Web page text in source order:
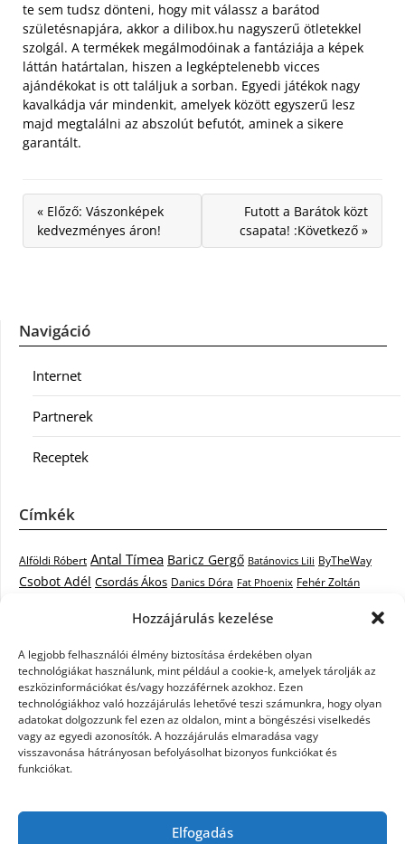
Hozzájárulás kezelése
A legjobb felhasználói élmény biztosítása érdekében olyan
technológiákat használunk, mint például a cookie-k, amelyek tárolják az
eszközinformációkat és/vagy hozzáférnek azokhoz. Ezen
technológiákhoz való hozzájárulás lehetővé teszi számunkra, hogy olyan
adatokat dolgozzunk fel ezen az oldalon, mint a böngészési viselkedés
vagy az egyedi azonosítók. A hozzájárulás elmaradása vagy
visszavonása hátrányosan befolyásolhat bizonyos funkciókat és
funkciókat.
Elfogadás
te sem tudsz dönteni, hogy mit válassz a barátod
születésnapjára, akkor a dilibox.hu nagyszerű ötletekkel
szolgál. A termékek megálmodóinak a fantáziája a képek
láttán határtalan, hiszen a legképtelenebb vicces
ajándékokat is ott találjuk a sorban. Egyedi játékok nagy
kavalkádja vár mindenkit, amelyek között egyszerű lesz
majd megtalálni az abszolút befutót, aminek a sikere
garantált.
« Előző: Vászonképek
kedvezményes áron!
Futott a Barátok közt
csapata! :Következő »
Navigáció
Internet
Partnerek
Receptek
Címkék
Alföldi Róbert Antal Tímea Baricz Gergő Batánovics Lili ByTheWay
Csobot Adél Csordás Ákos Danics Dóra Fat Phoenix Fehér Zoltán
Kovács László Stone
Krasznai Tünde Like LiL C. Malek Miklós mentor Muri Enikő
Nagy Feró Oláh Gergő Péterffy Lili Rocktenors RTL Klub
Cowell Szabó Dávid Szabó Ádám Szikora Róbert Takács Nikolas
Tarány Tamás Tóth Gabi Vastag Csaba Vastag Tamás
Kati X-factor X-FaktorX-Faktor videók
X-Faktor válogatásx faktor döntő Zámbó